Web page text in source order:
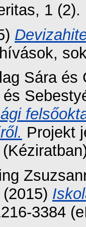
1
Sáraés
Projekt
3384